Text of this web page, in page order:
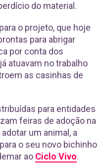
do material.
o projeto, que hoje
para abrigar
por conta dos
atuavam no trabalho
as casinhas de
para entidades
feiras de adoção na
um animal, a
o seu novo bichinho
ao Ciclo Vivo.